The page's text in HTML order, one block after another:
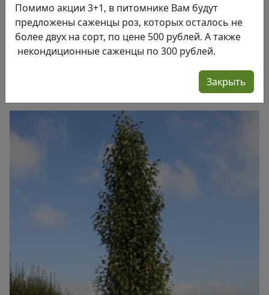
Помимо акции 3+1, в питомнике Вам будут
предложены саженцы роз, которых осталось не
более двух на сорт, по цене 500 рублей. А также
некондиционные саженцы по 300 рублей.
Закрыть